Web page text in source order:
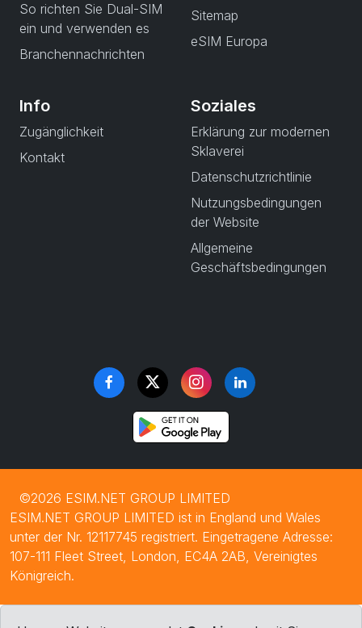
So richten Sie Dual-SIM
ein und verwenden es
Branchennachrichten
Sitemap
eSIM Europa
Info
Zugänglichkeit
Kontakt
Soziales
Erklärung zur modernen
Sklaverei
Datenschutzrichtlinie
Nutzungsbedingungen
der Website
Allgemeine
Geschäftsbedingungen
©2026 ESIM.NET GROUP LIMITED
ESIM.NET GROUP LIMITED ist in England und Wales
unter der Nr. 12117745 registriert. Eingetragene Adresse:
107-111 Fleet Street, London, EC4A 2AB, Vereinigtes
Königreich.